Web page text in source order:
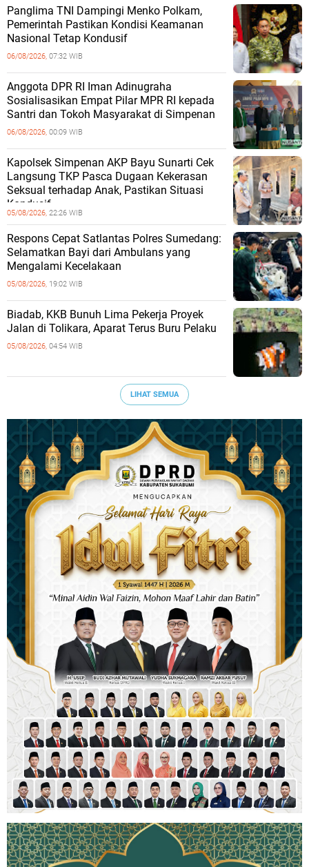
Panglima TNI Dampingi Menko Polkam,
Pemerintah Pastikan Kondisi Keamanan
Nasional Tetap Kondusif
06/08/2026, 07:32 WIB
Anggota DPR RI Iman Adinugraha
Sosialisasikan Empat Pilar MPR RI kepada
Santri dan Tokoh Masyarakat di Simpenan
06/08/2026, 00:09 WIB
Kapolsek Simpenan AKP Bayu Sunarti Cek
Langsung TKP Pasca Dugaan Kekerasan
Seksual terhadap Anak, Pastikan Situasi
Kondusif
05/08/2026, 22:26 WIB
Respons Cepat Satlantas Polres Sumedang:
Selamatkan Bayi dari Ambulans yang
Mengalami Kecelakaan
05/08/2026, 19:02 WIB
Biadab, KKB Bunuh Lima Pekerja Proyek
Jalan di Tolikara, Aparat Terus Buru Pelaku
05/08/2026, 04:54 WIB
LIHAT SEMUA